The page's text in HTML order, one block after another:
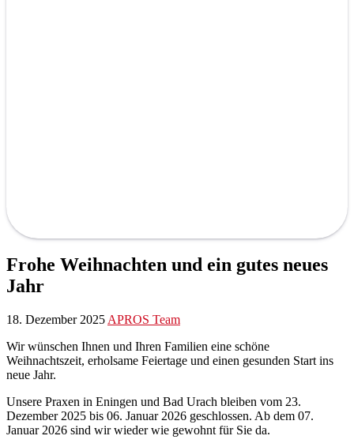
Frohe Weihnachten und ein gutes neues
Jahr
18. Dezember 2025 APROS Team
Wir wünschen Ihnen und Ihren Familien eine schöne
Weihnachtszeit, erholsame Feiertage und einen gesunden Start ins
neue Jahr.
Unsere Praxen in Eningen und Bad Urach bleiben vom 23.
Dezember 2025 bis 06. Januar 2026 geschlossen. Ab dem 07.
Januar 2026 sind wir wieder wie gewohnt für Sie da.